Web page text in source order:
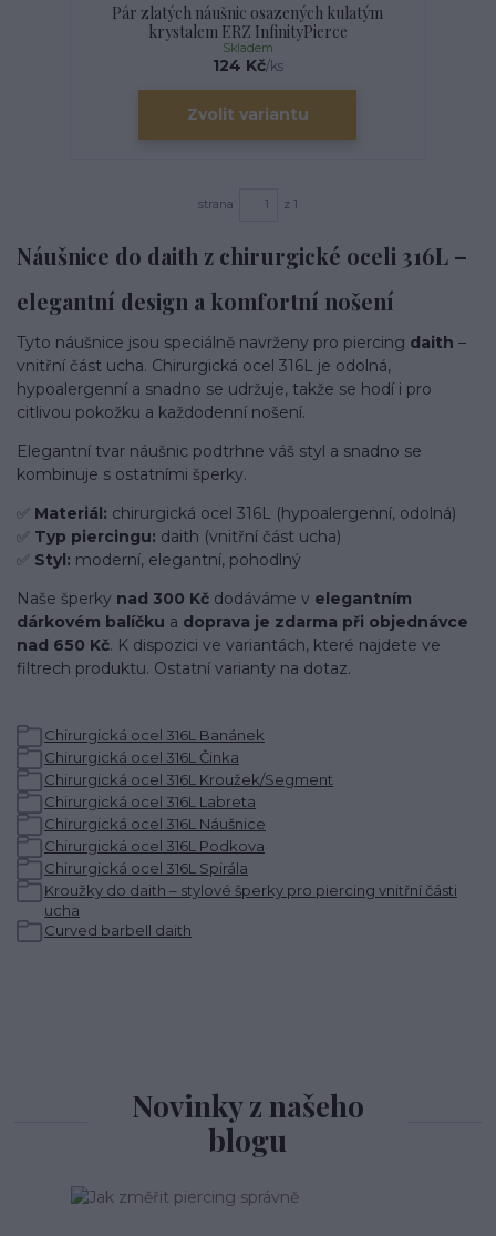
Pár zlatých náušnic osazených kulatým
krystalem ERZ InfinityPierce
124 Kč/ks
Skladem
Zvolit variantu
strana z 1
Náušnice do daith z chirurgické oceli 316L –
elegantní design a komfortní nošení
Tyto náušnice jsou speciálně navrženy pro piercing daith –
vnitřní část ucha. Chirurgická ocel 316L je odolná,
hypoalergenní a snadno se udržuje, takže se hodí i pro
citlivou pokožku a každodenní nošení.
Elegantní tvar náušnic podtrhne váš styl a snadno se
kombinuje s ostatními šperky.
✅ Materiál: chirurgická ocel 316L (hypoalergenní, odolná)
✅ Typ piercingu: daith (vnitřní část ucha)
✅ Styl: moderní, elegantní, pohodlný
Naše šperky nad 300 Kč dodáváme v elegantním
dárkovém balíčku a doprava je zdarma při objednávce
nad 650 Kč. K dispozici ve variantách, které najdete ve
filtrech produktu. Ostatní varianty na dotaz.
Chirurgická ocel 316L Banánek
Chirurgická ocel 316L Činka
Chirurgická ocel 316L Kroužek/Segment
Chirurgická ocel 316L Labreta
Chirurgická ocel 316L Náušnice
Chirurgická ocel 316L Podkova
Chirurgická ocel 316L Spirála
Kroužky do daith – stylové šperky pro piercing vnitřní části
ucha
Curved barbell daith
Novinky z našeho
blogu